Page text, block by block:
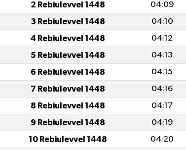
2 Rebiulevvel 1448 04:09
3 Rebiulevvel 1448 04:10
4 Rebiulevvel 1448 04:12
5 Rebiulevvel 1448 04:13
6 Rebiulevvel 1448 04:15
7 Rebiulevvel 1448 04:16
8 Rebiulevvel 1448 04:17
9 Rebiulevvel 1448 04:19
10 Rebiulevvel 1448 04:20